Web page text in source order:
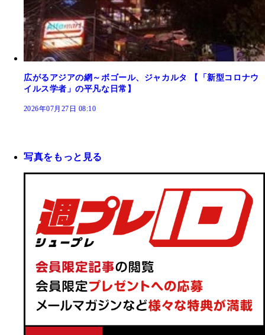
広がるアジアの網～ボゴール、ジャカルタ 【「新型コロナウ
イルス学者」の平凡な日常】
2026年07月27日 08:10
写真をもっと見る